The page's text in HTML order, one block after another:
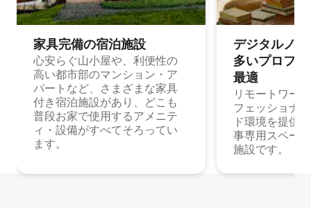
家具完備の宿⁠泊⁠施⁠設
心安らぐ山小屋や、利便性の
高い都市部のマンション・ア
パートなど、さまざまな家具
付き宿泊施設があり、どこも
普段お家で使用するアメニテ
ィ・設備がすべてそろってい
ます。
デジタルノ
多⁠いプ⁠ロ⁠フ⁠
最⁠適
リモートワー
フェッショナ
ド環境を提供
事専用スペー
施設です。